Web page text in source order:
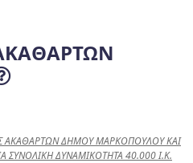
ΑΚΑΘΑΡΤΩΝ ΔΗΜΟΥ ΜΑΡΚΟΠΟΥΛΟΥ ΚΑΙ
ΔΥΝΑΜΙΚΟΤΗΤΑ 40.000 Ι.Κ.